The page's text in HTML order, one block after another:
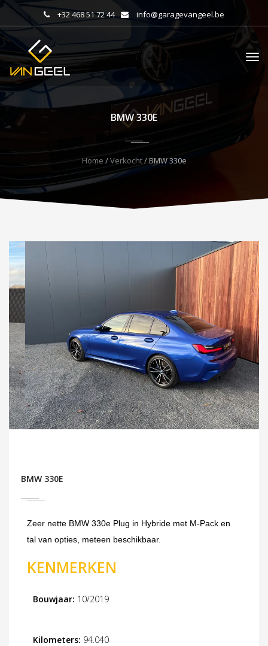
+32 468 51 72 44 info@garagevangeel.be
BMW 330E
Home /Verkocht/ BMW 330e
BMW 330E
Zeer nette BMW 330e Plug in Hybride met M-Pack en
tal van opties, meteen beschikbaar.
KENMERKEN
Bouwjaar: 10/2019
Kilometers: 94.040